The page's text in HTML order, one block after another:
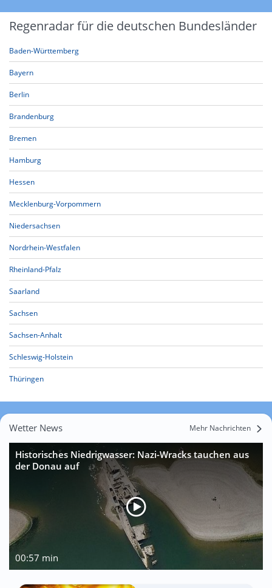
Regenradar für die deutschen Bundesländer
Baden-Württemberg
Bayern
Berlin
Brandenburg
Bremen
Hamburg
Hessen
Mecklenburg-Vorpommern
Niedersachsen
Nordrhein-Westfalen
Rheinland-Pfalz
Saarland
Sachsen
Sachsen-Anhalt
Schleswig-Holstein
Thüringen
Wetter News Mehr Nachrichten
Historisches Niedrigwasser: Nazi-Wracks tauchen aus
der Donau auf
00:57 min